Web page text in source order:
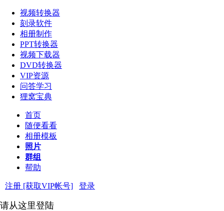
视频转换器
刻录软件
相册制作
PPT转换器
视频下载器
DVD转换器
VIP资源
问答学习
狸窝宝典
首页
随便看看
相册模板
照片
群组
帮助
注册 [获取VIP帐号] 登录
请从这里登陆